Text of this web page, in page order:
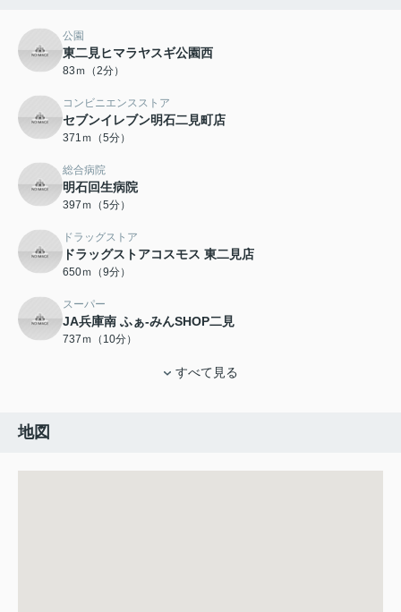
公園
東二見ヒマラヤスギ公園西
83ｍ（2分）
コンビニエンスストア
セブンイレブン明石二見町店
371ｍ（5分）
総合病院
明石回生病院
397ｍ（5分）
ドラッグストア
ドラッグストアコスモス 東二見店
650ｍ（9分）
スーパー
JA兵庫南 ふぁ-みんSHOP二見
737ｍ（10分）
すべて見る
地図